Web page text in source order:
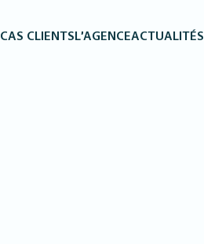
CAS CLIENTS L’AGENCEACTUALITÉS